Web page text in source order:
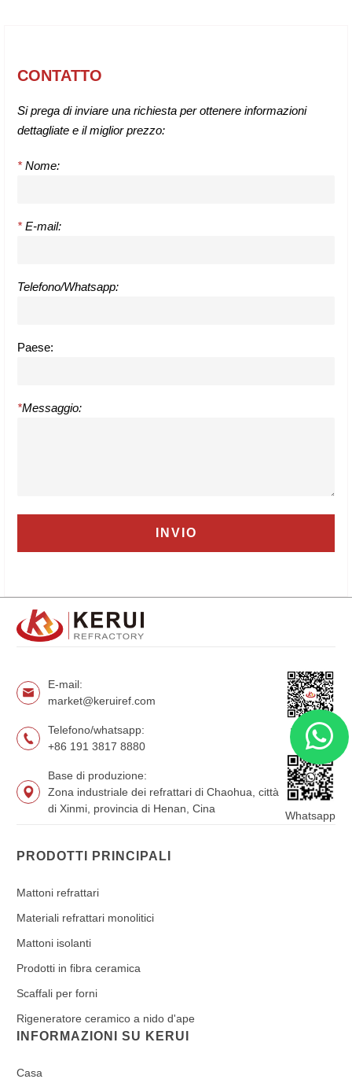
CONTATTO
Si prega di inviare una richiesta per ottenere informazioni
dettagliate e il miglior prezzo:
* Nome:
* E-mail:
Telefono/Whatsapp:
Paese:
*Messaggio:
E-mail:
market@keruiref.com
Telefono/whatsapp:
+86 191 3817 8880
Base di produzione:
Zona industriale dei refrattari di Chaohua, città
di Xinmi, provincia di Henan, Cina
WeChat
Whatsapp
PRODOTTI PRINCIPALI
Mattoni refrattari
Materiali refrattari monolitici
Mattoni isolanti
Prodotti in fibra ceramica
Scaffali per forni
Rigeneratore ceramico a nido d'ape
INFORMAZIONI SU KERUI
Casa